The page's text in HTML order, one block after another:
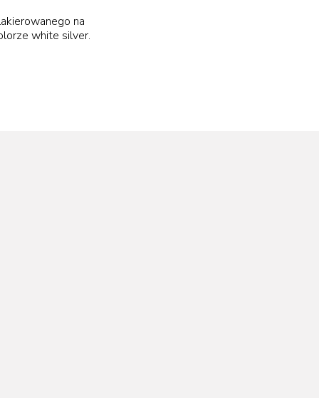
na
white silver.